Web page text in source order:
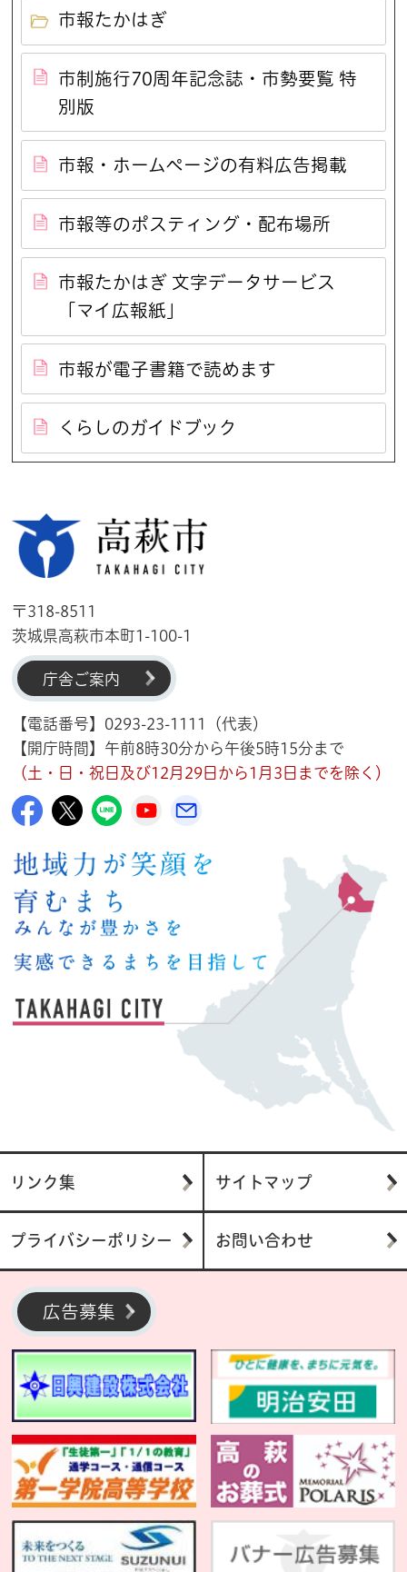
市報たかはぎ
市制施行70周年記念誌・市勢要覧 特
別版
市報・ホームページの有料広告掲載
市報等のポスティング・配布場所
市報たかはぎ 文字データサービス
「マイ広報紙」
市報が電子書籍で読めます
くらしのガイドブック
〒318-8511
茨城県高萩市本町1-100-1
庁舎ご案内
【電話番号】0293-23-1111（代表）
【開庁時間】午前8時30分から午後5時15分まで
（土・日・祝日及び12月29日から1月3日までを除く）
高萩市公式Facebook
高萩市公式X
高萩市公式LINE
高萩市YouTube公式チャンネル
リンク集 サイトマップ
プライバシーポリシー お問い合わせ
広告募集